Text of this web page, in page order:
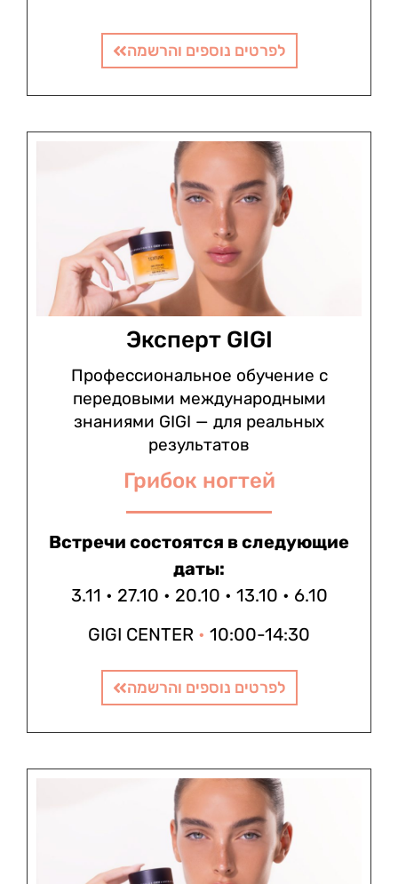
לפרטים נוספים והרשמה
Эксперт GIGI
Профессиональное обучение с
передовыми международными
знаниями GIGI — для реальных
результатов
Грибок ногтей
Встречи состоятся в следующие
даты:
3.11 • 27.10 • 20.10 • 13.10 • 6.10
10:00-14:30
•
GIGI CENTER
לפרטים נוספים והרשמה